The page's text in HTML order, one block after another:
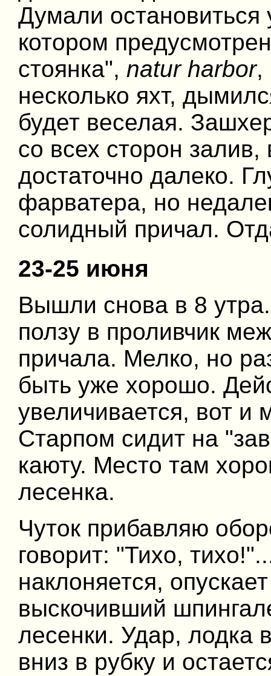
Думали остановиться
котором
стоянка", natur harbor,
несколько яхт,
будет веселая.
со всех сторон залив,
достаточно далеко.
фарватера, но
солидный причал.
23-25 июня
Вышли снова в 8
ползу в проливчик
причала. Мелко, но
быть уже хорошо.
увеличивается, вот
Старпом сидит на
каюту. Место там
лесенка.
Чуток прибавляю
говорит: "Тихо,
наклоняется,
выскочивший
лесенки. Удар, лодка
вниз в рубку и